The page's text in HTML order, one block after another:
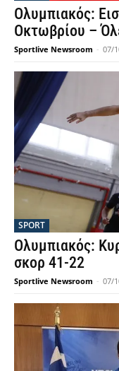
Ολυμπιακός:
Οκτωβρίου –
Sportlive Newsroom - 07/
SPORT
Ολυμπιακός:
σκορ 41-22
Sportlive Newsroom - 07/